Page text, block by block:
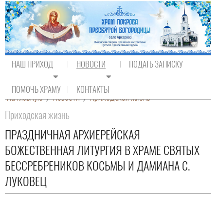
НАШ ПРИХОД НОВОСТИ ПОДАТЬ ЗАПИСКУ
ПОМОЧЬ ХРАМУ КОНТАКТЫ
На главную / Новости / Приходская жизнь
Приходская жизнь
ПРАЗДНИЧНАЯ АРХИЕРЕЙСКАЯ
БОЖЕСТВЕННАЯ ЛИТУРГИЯ В ХРАМЕ СВЯТЫХ
БЕССРЕБРЕНИКОВ КОСЬМЫ И ДАМИАНА С.
ЛУКОВЕЦ